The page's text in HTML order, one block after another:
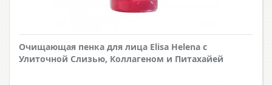
Очищающая пенка для лица Elisa Helena с
Улиточной Слизью, Коллагеном и Питахайей